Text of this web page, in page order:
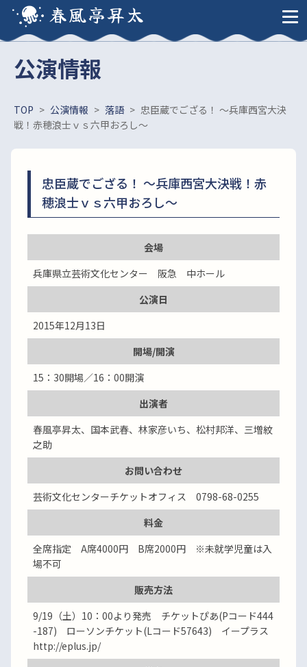
春風亭昇太
公演情報
TOP > 公演情報 > 落語 > 忠臣蔵でござる！ ～兵庫西宮大決
戦！赤穂浪士ｖｓ六甲おろし～
忠臣蔵でござる！ ～兵庫西宮大決戦！赤
穂浪士ｖｓ六甲おろし～
会場
兵庫県立芸術文化センター 阪急 中ホール
公演日
2015年12月13日
開場/開演
15：30開場／16：00開演
出演者
春風亭昇太、国本武春、林家彦いち、松村邦洋、三増紋
之助
お問い合わせ
芸術文化センターチケットオフィス 0798-68-0255
料金
全席指定 A席4000円 B席2000円 ※未就学児童は入
場不可
販売方法
9/19（土）10：00より発売 チケットぴあ(Pコード444
-187) ローソンチケット(Lコード57643) イープラス
http://eplus.jp/